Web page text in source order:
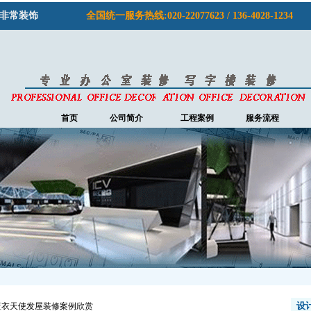
常装饰 全国统一服务热线:020-22077623 / 136-4028-1234
首页 公司简介 工程案例 服务流程
天使发屋装修案例欣赏 设